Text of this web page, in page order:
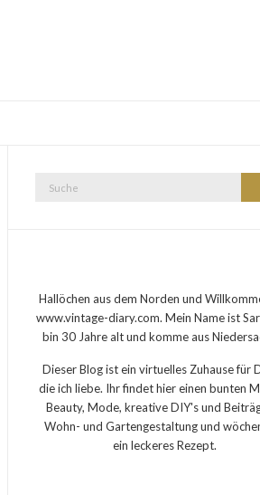
Hallöchen aus dem Norden und
www.vintage-diary.com. Mein Name ist
bin 30 Jahre alt und komme aus
Dieser Blog ist ein virtuelles Zuhause für
die ich liebe. Ihr findet hier einen bunten
Beauty, Mode, kreative DIY's und
Wohn- und Gartengestaltung und
ein leckeres Rezept.